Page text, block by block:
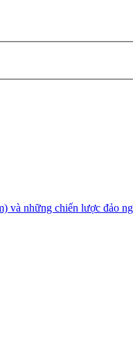
và những chiến lược đảo